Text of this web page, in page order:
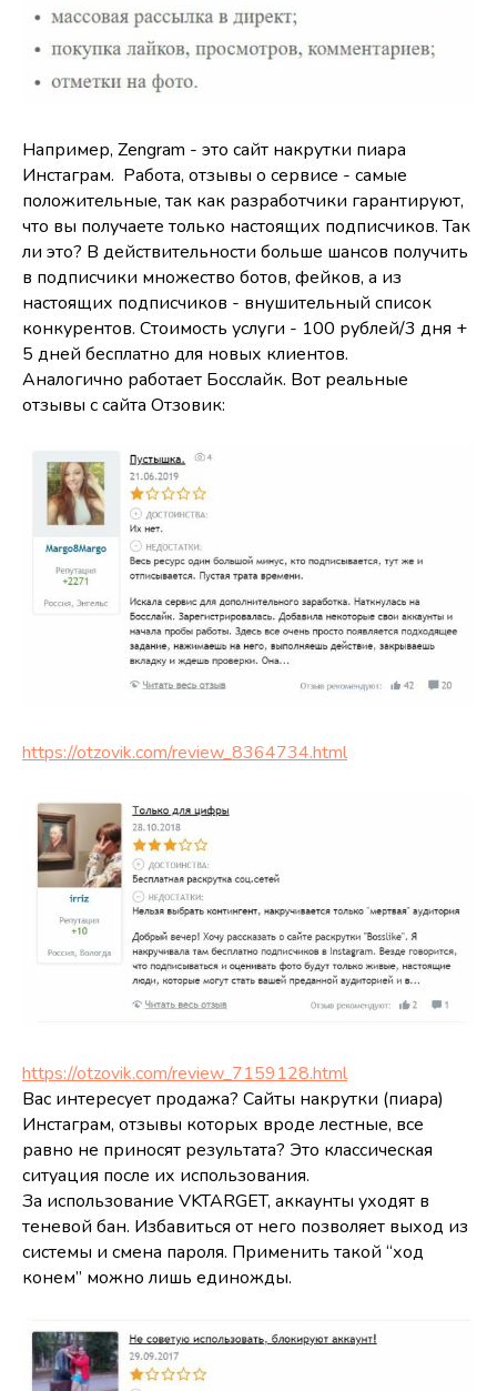
Например, Zengram - это сайт накрутки пиара
Инстаграм. Работа, отзывы о сервисе - самые
положительные, так как разработчики гарантируют,
что вы получаете только настоящих подписчиков. Так
ли это? В действительности больше шансов получить
в подписчики множество ботов, фейков, а из
настоящих подписчиков - внушительный список
конкурентов. Стоимость услуги - 100 рублей/3 дня +
5 дней бесплатно для новых клиентов.
Аналогично работает Босслайк. Вот реальные
отзывы с сайта Отзовик:
https://otzovik.com/review_8364734.html
https://otzovik.com/review_7159128.html
Вас интересует продажа? Сайты накрутки (пиара)
Инстаграм, отзывы которых вроде лестные, все
равно не приносят результата? Это классическая
ситуация после их использования.
За использование VKTARGET, аккаунты уходят в
теневой бан. Избавиться от него позволяет выход из
системы и смена пароля. Применить такой “ход
конем” можно лишь единожды.